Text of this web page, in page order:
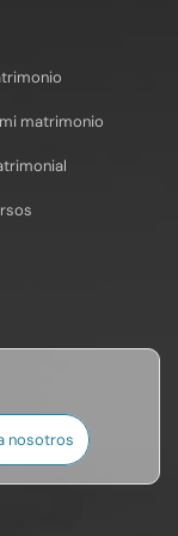
matrimonio
nosotros